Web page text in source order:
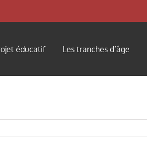
éducatif Les tranches d’âge